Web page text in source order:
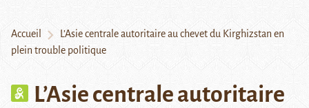
Accueil
L’Asie centrale autoritaire au chevet du Kirghizstan en
plein trouble politique
L’Asie centrale autoritaire